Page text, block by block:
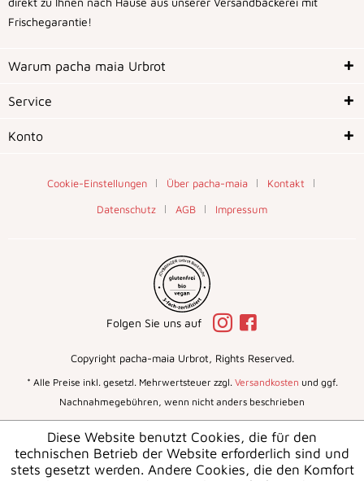
Frischegarantie!
Warum pacha maia Urbrot
Service
Konto
* Alle Preise inkl. gesetzl. Mehrwertsteuer zzgl. Versandkosten und ggf.
Nachnahmegebühren, wenn nicht anders beschrieben
Cookie-Einstellungen Über pacha-maia
Kontakt
Datenschutz
AGB Impressum
Copyright pacha-maia Urbrot, Rights Reserved.
Folgen Sie uns auf
Diese Website benutzt Cookies, die für den
technischen Betrieb der Website erforderlich sind und
stets gesetzt werden. Andere Cookies, die den Komfort